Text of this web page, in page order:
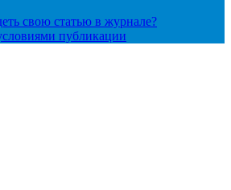
свою статью в журнале?
публикации